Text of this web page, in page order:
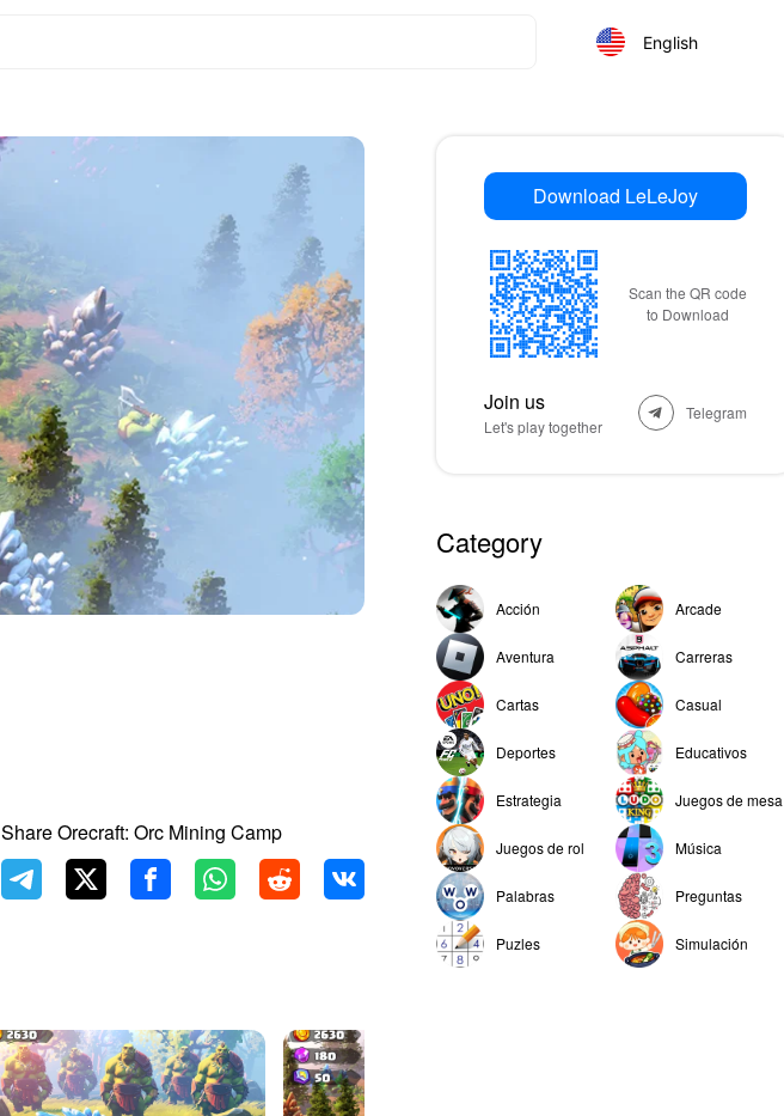
English
Share Orecraft: Orc Mining Camp
Download LeLeJoy
Scan the QR code
to Download
Join us
Let's play together
Telegram
Category
Acción Arcade
Aventura Carreras
Cartas Casual
Deportes Educativos
Estrategia Juegos de mesa
Juegos de rol Música
Palabras Preguntas
Puzles Simulación